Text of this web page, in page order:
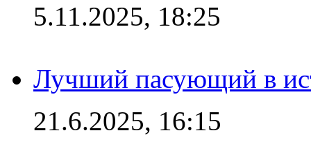
5.11.2025, 18:25
Лучший пасующий в
21.6.2025, 16:15